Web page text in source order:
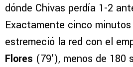
dónde Chivas perdía 1-2
Exactamente cinco minutos
estremeció la red con el
Flores (79′), menos de 180